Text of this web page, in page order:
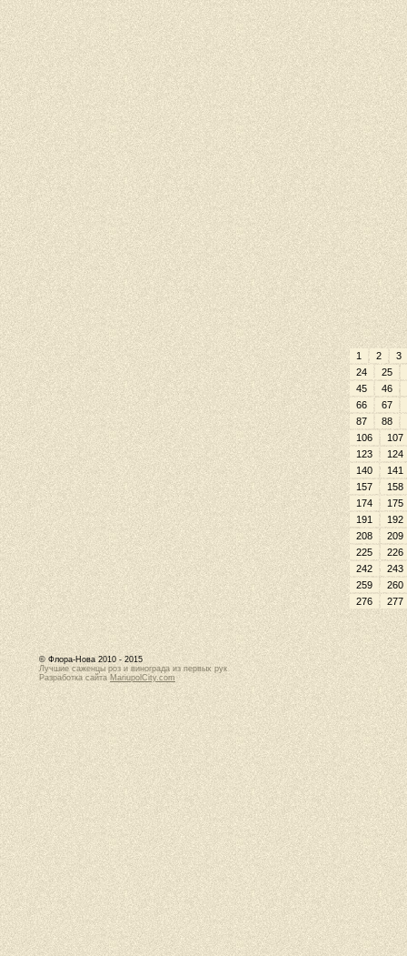
1 2
3
24
25
45
46
66
67
87
88
106
107
123
124
140
141
157
158
174
175
191
192
208
209
225
226
242
243
259
260
276
277
© Флора-Нова 2010 - 2015
Лучшие саженцы роз и винограда из первых рук
Разработка сайта MariupolCity.com